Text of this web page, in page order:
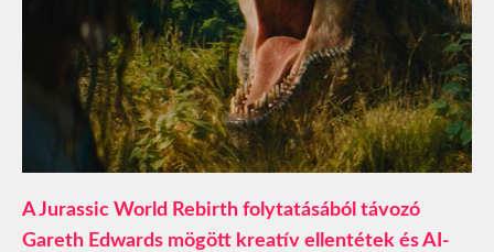
A Jurassic World Rebirth folytatásából távozó
Gareth Edwards mögött kreatív ellentétek és AI-